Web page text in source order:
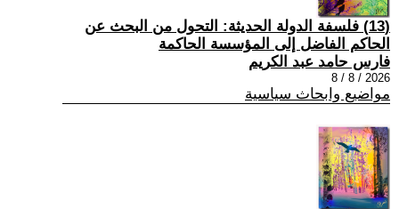
(13) فلسفة الدولة الحديثة: التحول من البحث عن
الحاكم الفاضل إلى المؤسسة الحاكمة
فارس حامد عبد الكريم
2026 / 8 / 8
مواضيع وابحاث سياسية